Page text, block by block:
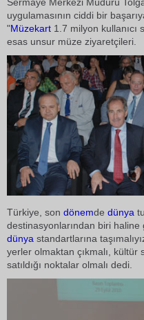
uygulamasının ciddi bir
"Müzekart 1.7 milyon kullanıcı
esas unsur müze ziyaretçileri.
Türkiye, son dönemde dünya
destinasyonlarından biri
dünya standartlarına
yerler olmaktan çıkmalı,
satıldığı noktalar olmalı dedi.